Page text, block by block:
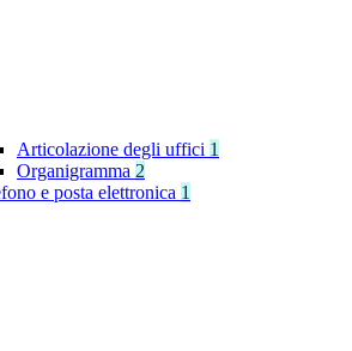
Articolazione degli uffici 1
Organigramma 2
e posta elettronica 1